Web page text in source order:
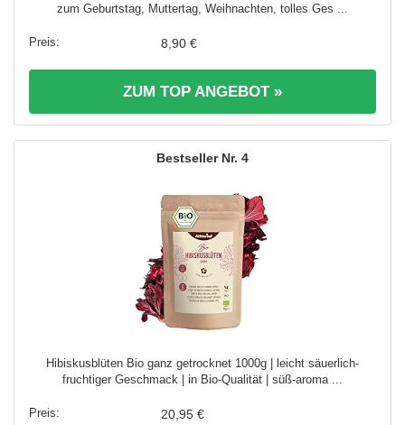
zum Geburtstag, Muttertag, Weihnachten, tolles Ges ...
8,90 €
ZUM TOP ANGEBOT »
4
Hibiskusblüten Bio ganz getrocknet 1000g | leicht säuerlich-
fruchtiger Geschmack | in Bio-Qualität | süß-aroma ...
20,95 €